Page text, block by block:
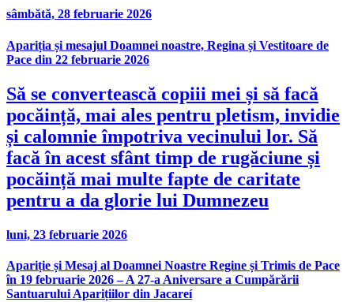
sâmbătă, 28 februarie 2026
Apariția și mesajul Doamnei noastre, Regina și Vestitoare de
Pace din 22 februarie 2026
Să se convertească copiii mei și să facă
pocăință, mai ales pentru pletism, invidie
și calomnie împotriva vecinului lor. Să
facă în acest sfânt timp de rugăciune și
pocăință mai multe fapte de caritate
pentru a da glorie lui Dumnezeu
luni, 23 februarie 2026
Apariție și Mesaj al Doamnei Noastre Regine și Trimis de Pace
în 19 februarie 2026 – A 27-a Aniversare a Cumpărării
Santuarului Aparițiilor din Jacareí